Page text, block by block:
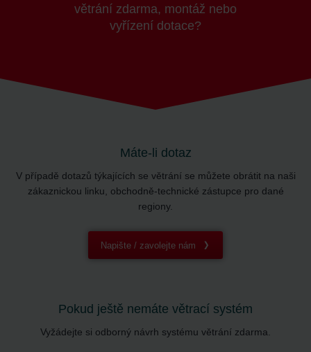
větrání zdarma, montáž nebo
vyřízení dotace?
Máte-li dotaz
V případě dotazů týkajících se větrání se můžete obrátit na naši
zákaznickou linku, obchodně-technické zástupce pro dané
regiony.
Napište / zavolejte nám
Pokud ještě nemáte větrací systém
Vyžádejte si odborný návrh systému větrání zdarma.